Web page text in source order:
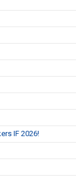
IF 2026!